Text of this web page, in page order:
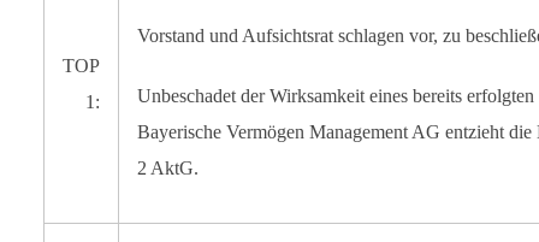
TOP
1:
Vorstand und Aufsichtsrat schlagen vor, zu
Unbeschadet der Wirksamkeit eines bereits
Bayerische Vermögen Management AG entzieht
2 AktG.